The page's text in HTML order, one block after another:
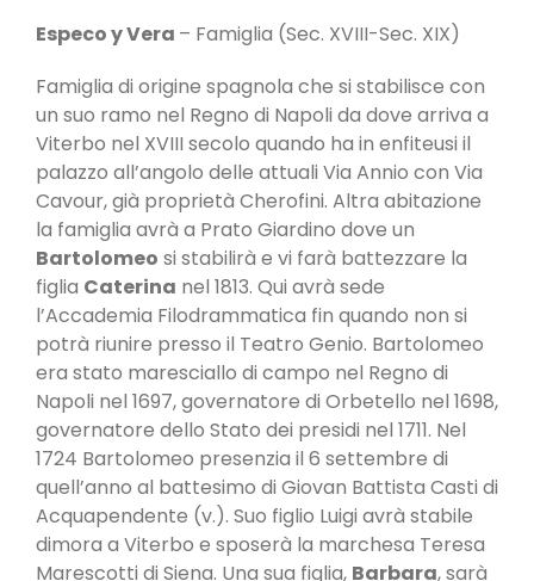
Especo y Vera – Famiglia (Sec. XVIII-Sec. XIX)
Famiglia di origine spagnola che si stabilisce con
un suo ramo nel Regno di Napoli da dove arriva a
Viterbo nel XVIII secolo quando ha in enfiteusi il
palazzo all’angolo delle attuali Via Annio con Via
Cavour, già proprietà Cherofini. Altra abitazione
la famiglia avrà a Prato Giardino dove un
Bartolomeo si stabilirà e vi farà battezzare la
figlia Caterina nel 1813. Qui avrà sede
l’Accademia Filodrammatica fin quando non si
potrà riunire presso il Teatro Genio. Bartolomeo
era stato maresciallo di campo nel Regno di
Napoli nel 1697, governatore di Orbetello nel 1698,
governatore dello Stato dei presidi nel 1711. Nel
1724 Bartolomeo presenzia il 6 settembre di
quell’anno al battesimo di Giovan Battista Casti di
Acquapendente (v.). Suo figlio Luigi avrà stabile
dimora a Viterbo e sposerà la marchesa Teresa
Marescotti di Siena. Una sua figlia, Barbara, sarà